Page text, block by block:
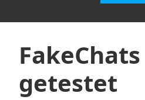
FakeChats
getestet